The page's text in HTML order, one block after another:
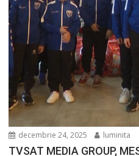
decembrie 24, 2025 luminita
TVSAT MEDIA GROUP,